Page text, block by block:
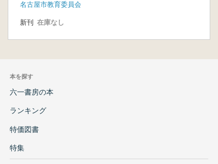
名古屋市教育委員会
新刊 在庫なし
本を探す
六一書房の本
ランキング
特価図書
特集